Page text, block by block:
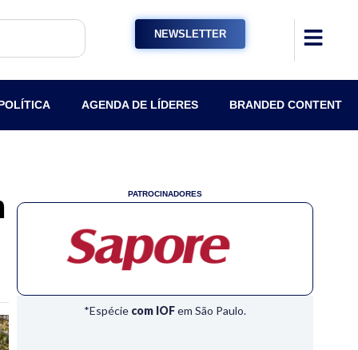
NEWSLETTER
AGENDA DE LÍDERES BRANDED CONTENT
PATROCINADORES